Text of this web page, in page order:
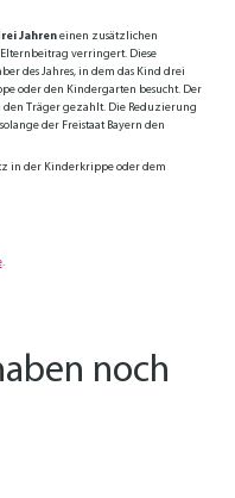
Jahreneinen zusätzlichen
verringert. Diese
des Jahres, in dem das Kind drei
oder den Kindergarten besucht. Der
den Träger gezahlt. Die Reduzierung
der Freistaat Bayern den
in der Kinderkrippe oder dem
.
noch